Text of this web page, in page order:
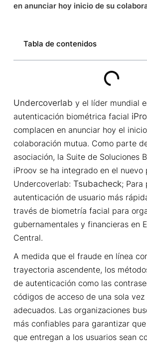
en anunciar hoy inicio de su
Tabla de contenidos
Undercoverlab y el líder mundial
autenticación biométrica facial
complacen en anunciar hoy el
colaboración mutua. Como parte
asociación, la Suite de Soluciones
iProov se ha integrado en el
Undercoverlab: Tsubacheck; Para
autenticación de usuario más
través de biometría facial para
gubernamentales y financieras en
Central.
A medida que el fraude en línea
trayectoria ascendente, los
de autenticación como las
códigos de acceso de una sola vez
adecuados. Las organizaciones
más confiables para garantizar
que entregan a los usuarios sean